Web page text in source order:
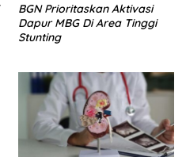
BGN Prioritaskan Aktivasi
Dapur MBG Di Area Tinggi
Stunting